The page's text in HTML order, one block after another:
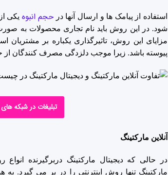
استفاده از پیامک ها و ارسال آنها در حجم انبوه یکی
شود. در این روش باید نام تجاری محصولات به
مزایای این روش، تاثیرگذاری یکباره بر
پیوسته باشد. زیرا موجب دلزدگی مصرف کنندگان از
تبلیغات در شبکه
آنلاین مارکتینگ
در حالی که دیجیتال مارکتینگ دربرگیرنده
مارکتینگ تنها روش اینترنتی را در بر می گیرد.